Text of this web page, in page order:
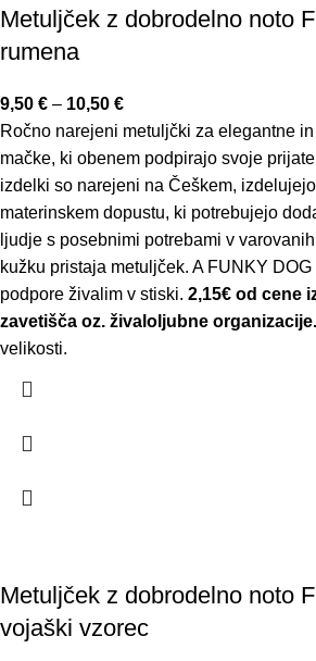
Metuljček z dobrodelno noto
rumena
9,50 € – 10,50 €
Ročno narejeni metuljčki za elegantne
mačke, ki obenem podpirajo svoje
izdelki so narejeni na Češkem,
materinskem dopustu, ki potrebujejo
ljudje s posebnimi potrebami v
kužku pristaja metuljček. A FUNKY
podpore živalim v stiski. 2,15€ od cene
zavetišča oz. živaloljubne organizacije.
velikosti.
Metuljček z dobrodelno noto
vojaški vzorec